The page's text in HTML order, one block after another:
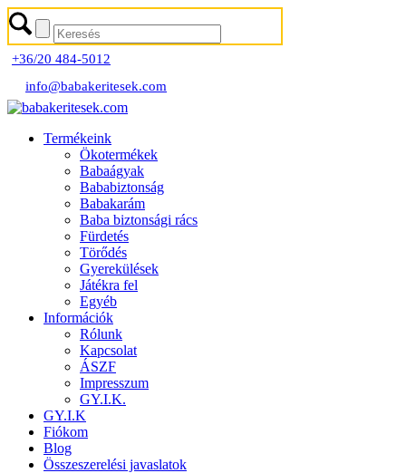
+36/20 484-5012
info@babakeritesek.com
Termékeink
Ökotermékek
Babaágyak
Bababiztonság
Babakarám
Baba biztonsági rács
Fürdetés
Törődés
Gyerekülések
Játékra fel
Egyéb
Információk
Rólunk
Kapcsolat
ÁSZF
Impresszum
GY.I.K.
GY.I.K
Fiókom
Blog
Összeszerelési javaslatok